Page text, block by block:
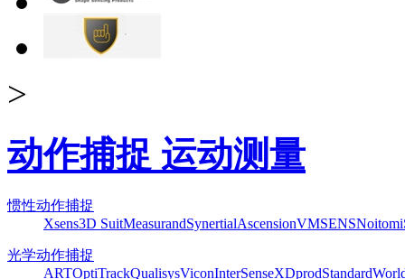
>
动作捕捉 运动测量
惯性动作捕捉
Xsens3D SuitMeasurandSynertialAscensionVMSENSNoitom
光学动作捕捉
ARTOptiTrackQualisysViconInterSenseXDprodStandard